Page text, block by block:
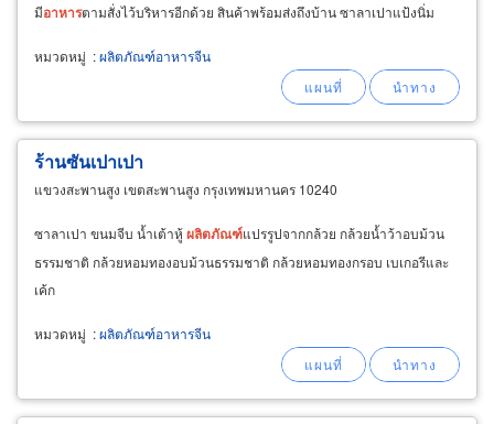
มีอาหารตามสั่งไว้บริหารอีกด้วย สินค้าพร้อมส่งถึงบ้าน ซาลาเปาแป้งนิ่ม
หมวดหมู่ :ผลิตภัณฑ์อาหารจีน
ร้านซันเปาเปา
แขวงสะพานสูง เขตสะพานสูง กรุงเทพมหานคร 10240
ซาลาเปา ขนมจีบ น้ำเต้าหู้ผลิตภัณฑ์แปรรูปจากกล้วย กล้วยน้ำว้าอบม้วน
ธรรมชาติ กล้วยหอมทองอบม้วนธรรมชาติ กล้วยหอมทองกรอบ เบเกอรีและ
เค้ก
หมวดหมู่ :ผลิตภัณฑ์อาหารจีน